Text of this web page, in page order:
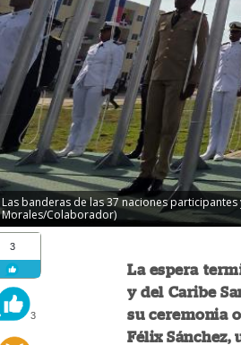
Las banderas de las 37 naciones
Morales/Colaborador)
3
3
La espera
y del Caribe
su ceremonia
Félix Sánchez,